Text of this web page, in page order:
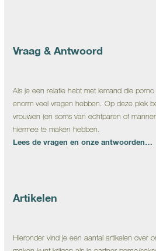
Vraag & Antwoord
Als je een relatie hebt met iemand die
enorm veel vragen hebben. Op deze plek
vrouwen (en soms van echtparen of
hiermee te maken hebben.
Lees de vragen en onze antwoorden…
Artikelen
Hieronder vind je een aantal artikelen over